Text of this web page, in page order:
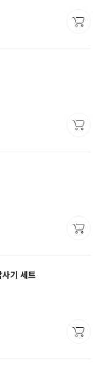
기 세트